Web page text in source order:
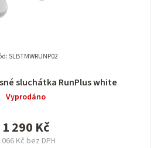
sluchátka RunPlus white
Vyprodáno
066 Kč bez DPH
1 290 Kč
SLBTMWRUNP02